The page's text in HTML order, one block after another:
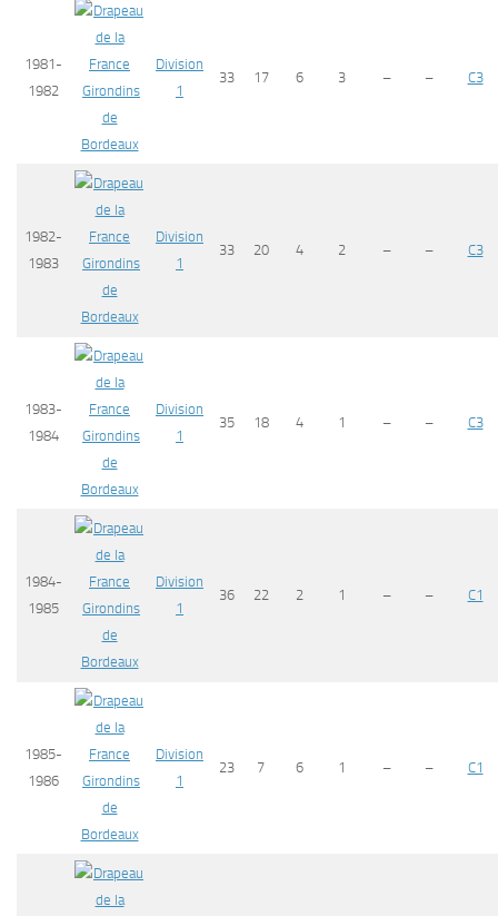
1981-
1982
Girondins
de
Bordeaux
Division
1
33 17 6 3 – – C3
1982-
1983
Girondins
de
Bordeaux
Division
1
33 20 4 2 – – C3
1983-
1984
Girondins
de
Bordeaux
Division
1
35 18 4 1 – – C3
1984-
1985
Girondins
de
Bordeaux
Division
1
36 22 2 1 – – C1
1985-
1986
Girondins
de
Bordeaux
Division
1
23 7 6 1 – – C1